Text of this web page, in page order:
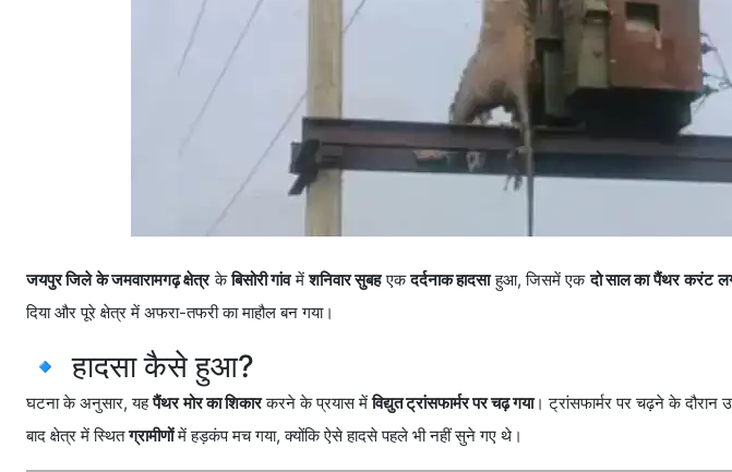
जयपुर जिले के जमवारामगढ़ क्षेत्रकेबिसोरी गांवमेंशनिवार सुबहएकदर्दनाक हादसाहुआ, जिसमें एकदो साल का पैंथर करंट
दिया और पूरे क्षेत्र में अफरा-तफरी का माहौल बन गया।
🔹 हादसा कैसे हुआ?
घटना के अनुसार, यहपैंथर मोर का शिकारकरने के प्रयास मेंविद्युत ट्रांसफार्मर पर चढ़ गया। ट्रांसफार्मर पर चढ़ने के दौरान
बाद क्षेत्र में स्थितग्रामीणोंमें हड़कंप मच गया, क्योंकि ऐसे हादसे पहले भी नहीं सुने गए थे।